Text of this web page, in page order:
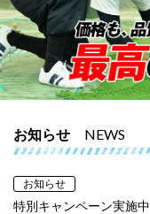
お知らせ NEWS
お知らせ
特別キャンペーン実施中